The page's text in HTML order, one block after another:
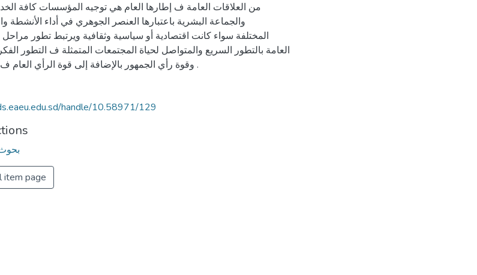
من العلاقات العامة ف إطارها العام هي توجيه المؤسسات كافة
والجماعة البشرية باعتبارها العنصر الجوهري في أداء الأنشطة
المختلفة سواء كانت اقتصادية أو سياسية وثقافية ويرتبط تطور مراحل
العامة بالتطور السريع والمتواصل لحياة المجتمعات المتمثلة ف التطور
وقوة رأي الجمهور بالإضافة إلى قوة الرأي العام ف المجتمع .
handle/10.58971/129
item page